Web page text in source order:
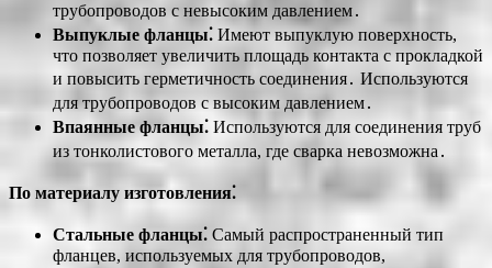
трубопроводов с невысоким давлением․
Выпуклые фланцы⁚ Имеют выпуклую поверхность,
что позволяет увеличить площадь контакта с прокладкой
и повысить герметичность соединения․ Используются
для трубопроводов с высоким давлением․
Впаянные фланцы⁚ Используются для соединения труб
из тонколистового металла, где сварка невозможна․
По материалу изготовления⁚
Стальные фланцы⁚ Самый распространенный тип
фланцев, используемых для трубопроводов,